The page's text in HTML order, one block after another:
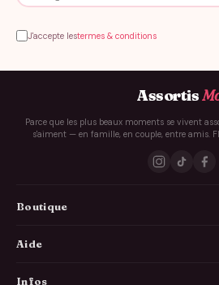
J'accepte lestermes & conditions
Assortis
Parce que les plus beaux moments se vivent
s'aiment — en famille, en couple, entre amis.
Boutique
Aide
Infos